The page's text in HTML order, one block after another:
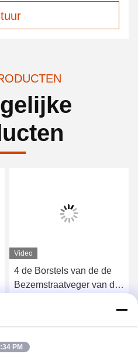
Video
4 de Borstels van de de
Bezemstraatveger van de
PM